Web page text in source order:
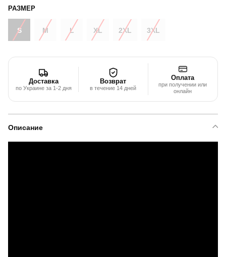
РАЗМЕР
S M L XL 2XL 3XL
Доставка
по Украине за 1-2 дня
Возврат
в течение 14 дней
Оплата
при получении или
онлайн
Описание